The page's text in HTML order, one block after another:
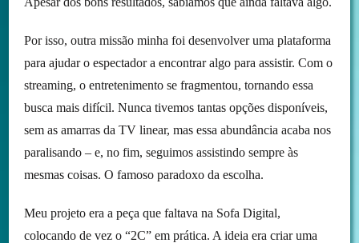
Por isso, outra missão minha foi desenvolver uma plataforma
para ajudar o espectador a encontrar algo para assistir. Com o
streaming, o entretenimento se fragmentou, tornando essa
busca mais difícil. Nunca tivemos tantas opções disponíveis,
sem as amarras da TV linear, mas essa abundância acaba nos
paralisando – e, no fim, seguimos assistindo sempre às
mesmas coisas. O famoso paradoxo da escolha.
Meu projeto era a peça que faltava na Sofa Digital,
colocando de vez o “2C” em prática. A ideia era criar uma